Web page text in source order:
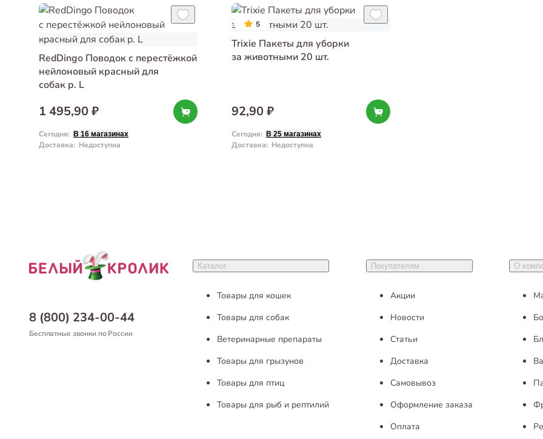
RedDingo Поводок с перестёжкой
нейлоновый красный для
собак р. L
1 495,90 ₽
Сегодня: В 16 магазинах
Доставка: Недоступна
5
Trixie Пакеты для уборки
за животными 20 шт.
92,90 ₽
Сегодня: В 25 магазинах
Доставка: Недоступна
8 (800) 234-00-44
Бесплатные звонки по России
Каталог
Товары для кошек
Товары для собак
Ветеринарные препараты
Товары для грызунов
Товары для птиц
Товары для рыб и рептилий
Покупателям
Акции
Новости
Статьи
Доставка
Самовывоз
Оформление заказа
Оплата
О